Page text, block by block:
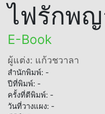
ไฟรักพ
E-Book
ผู้แต่ง: แก้วชวาลา
สำนักพิมพ์: -
ปีที่พิมพ์: -
ครั้งที่ตีพิมพ์: -
วันที่วางแผง: -